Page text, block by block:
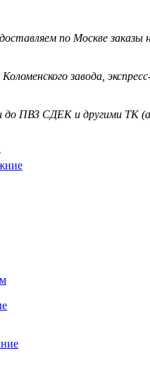
по Москве
завода,
до ПВЗ СДЕК и другими ТК